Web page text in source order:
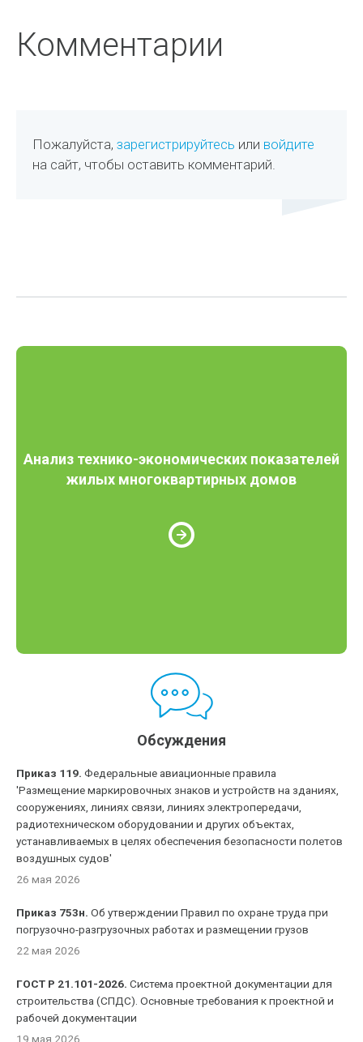
Комментарии
Пожалуйста,зарегистрируйтесь или войдите
на сайт, чтобы оставить комментарий.
Анализ технико-экономических показателей
жилых многоквартирных домов
Обсуждения
Приказ 119. Федеральные авиационные правила
'Размещение маркировочных знаков и устройств на зданиях,
сооружениях, линиях связи, линиях электропередачи,
радиотехническом оборудовании и других объектах,
устанавливаемых в целях обеспечения безопасности полетов
воздушных судов'
26 мая 2026
Приказ 753н. Об утверждении Правил по охране труда при
погрузочно-разгрузочных работах и размещении грузов
22 мая 2026
ГОСТ Р 21.101-2026. Система проектной документации для
строительства (СПДС). Основные требования к проектной и
рабочей документации
19 мая 2026